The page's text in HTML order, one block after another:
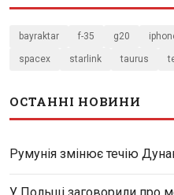
bayraktar f-35 g20
spacex starlink taurus
ОСТАННІ НОВИНИ
Румунія змінює течію